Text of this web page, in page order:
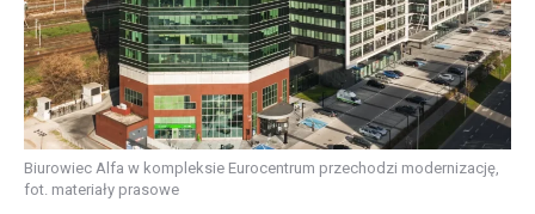
Biurowiec Alfa w kompleksie Eurocentrum przechodzi modernizację,
fot. materiały prasowe